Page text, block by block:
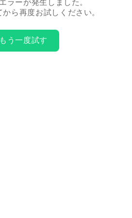
ラーが発生しました。
から再度お試しください。
もう一度試す